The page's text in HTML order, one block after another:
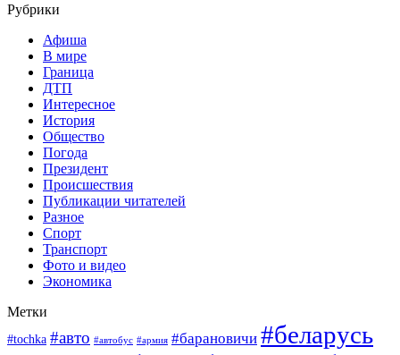
Рубрики
Афиша
В мире
Граница
ДТП
Интересное
История
Общество
Погода
Президент
Происшествия
Публикации читателей
Разное
Спорт
Транспорт
Фото и видео
Экономика
Метки
#tochka #авто #автобус #армия #барановичи #беларусь